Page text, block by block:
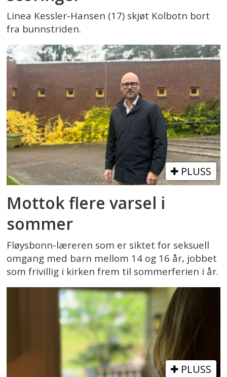
Linea Kessler-Hansen (17) skjøt Kolbotn bort
fra bunnstriden.
PLUSS
Mottok flere varsel i
sommer
Fløysbonn-læreren som er siktet for seksuell
omgang med barn mellom 14 og 16 år, jobbet
som frivillig i kirken frem til sommerferien i år.
PLUSS